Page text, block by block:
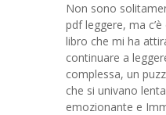
Non sono
pdf leggere, ma
libro che mi ha
continuare a
complessa, un
che si univano
emozionante e